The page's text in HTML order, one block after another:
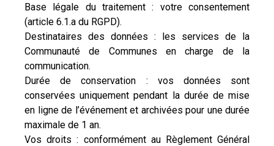
Base légale du traitement : votre consentement
(article 6.1.a du RGPD).
Destinataires des données : les services de la
Communauté de Communes en charge de la
communication.
Durée de conservation : vos données sont
conservées uniquement pendant la durée de mise
en ligne de l’événement et archivées pour une durée
maximale de 1 an.
Vos droits : conformément au Règlement Général